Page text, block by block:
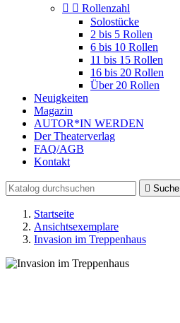
  Rollenzahl
Solostücke
2 bis 5 Rollen
6 bis 10 Rollen
11 bis 15 Rollen
16 bis 20 Rollen
Über 20 Rollen
Neuigkeiten
Magazin
AUTOR*IN WERDEN
Der Theaterverlag
FAQ/AGB
Kontakt
 Suche
Startseite
Ansichtsexemplare
Invasion im Treppenhaus